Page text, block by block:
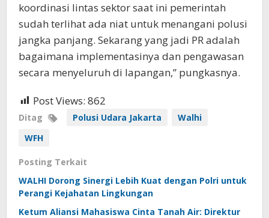
koordinasi lintas sektor saat ini pemerintah
sudah terlihat ada niat untuk menangani polusi
jangka panjang. Sekarang yang jadi PR adalah
bagaimana implementasinya dan pengawasan
secara menyeluruh di lapangan,” pungkasnya.
Post Views: 862
Ditag Polusi Udara Jakarta
Walhi
WFH
Posting Terkait
WALHI Dorong Sinergi Lebih Kuat dengan Polri untuk
Perangi Kejahatan Lingkungan
Ketum Aliansi Mahasiswa Cinta Tanah Air: Direktur